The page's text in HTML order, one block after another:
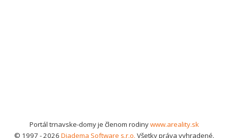
Portál trnavske-domy je členom rodinywww.areality.sk
© 1997 - 2026 Diadema Software s.r.o. Všetky práva vyhradené.